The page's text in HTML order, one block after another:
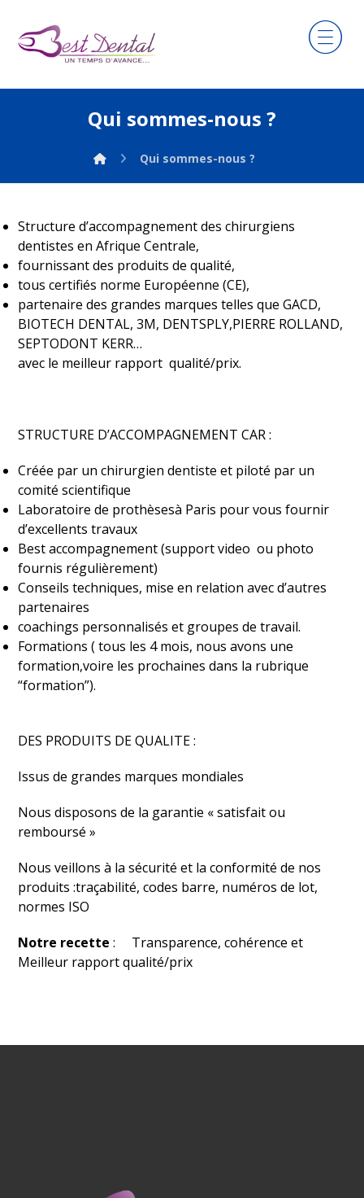
Qui sommes-nous ?
Qui sommes-nous ?
Structure d’accompagnement des chirurgiens
dentistes en Afrique Centrale,
fournissant des produits de qualité,
tous certifiés norme Européenne (CE),
partenaire des grandes marques telles que GACD,
BIOTECH DENTAL, 3M, DENTSPLY,PIERRE ROLLAND,
SEPTODONT KERR…
avec le meilleur rapport qualité/prix.
STRUCTURE D’ACCOMPAGNEMENT CAR :
Créée par un chirurgien dentiste et piloté par un
comité scientifique
Laboratoire de prothèsesà Paris pour vous fournir
d’excellents travaux
Best accompagnement (support video ou photo
fournis régulièrement)
Conseils techniques, mise en relation avec d’autres
partenaires
coachings personnalisés et groupes de travail.
Formations ( tous les 4 mois, nous avons une
formation,voire les prochaines dans la rubrique
“formation”).
DES PRODUITS DE QUALITE :
Issus de grandes marques mondiales
Nous disposons de la garantie « satisfait ou
remboursé »
Nous veillons à la sécurité et la conformité de nos
produits :traçabilité, codes barre, numéros de lot,
normes ISO
Notre recette: Transparence, cohérence et
Meilleur rapport qualité/prix